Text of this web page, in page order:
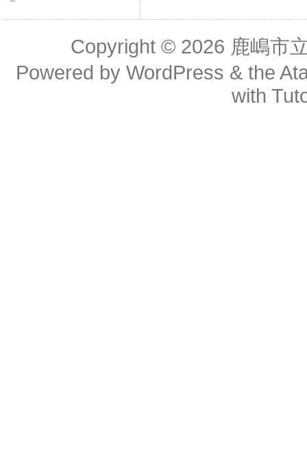
Copyright © 2026 鹿嶋市
Powered byWordPress & the
with